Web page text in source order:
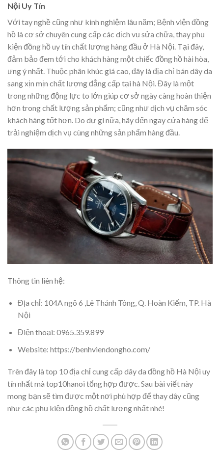
Nội Uy Tín
Với tay nghề cũng như kinh nghiệm lâu năm; Bệnh viện đồng
hồ là cơ sở chuyên cung cấp các dịch vụ sửa chữa, thay phụ
kiện đồng hồ uy tín chất lượng hàng đầu ở Hà Nội. Tại đây,
đảm bảo đem tới cho khách hàng một chiếc đồng hồ hài hòa,
ưng ý nhất. Thuộc phân khúc giá cao, đây là địa chỉ bán dây da
sang xịn mịn chất lượng đẳng cấp tại hà Nội. Đây là một
trong những động lực to lớn giúp cơ sở ngày càng hoàn thiện
hơn trong chất lượng sản phẩm; cũng như dịch vụ chăm sóc
khách hàng tốt hơn. Do dự gì nữa, hãy đến ngay cửa hàng để
trải nghiệm dịch vụ cùng những sản phẩm hàng đầu.
Thông tin liên hệ:
Địa chỉ: 104A ngõ 6 ,Lê Thánh Tông, Q. Hoàn Kiếm, TP. Hà
Nội
Điện thoại: 0965.359.899
Website: https://benhviendongho.com/
Trên đây là top 10 địa chỉ cung cấp dây da đồng hồ Hà Nội uy
tín nhất mà top10hanoi tổng hợp được. Sau bài viết này
mong bạn sẽ tìm được một nơi phù hợp để thay dây cũng
như các phụ kiện đồng hồ chất lượng nhất nhé!